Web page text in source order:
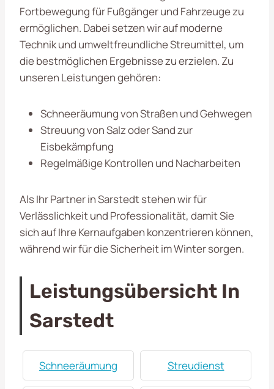
Fortbewegung für Fußgänger und Fahrzeuge zu
ermöglichen. Dabei setzen wir auf moderne
Technik und umweltfreundliche Streumittel, um
die bestmöglichen Ergebnisse zu erzielen. Zu
unseren Leistungen gehören:
Schneeräumung von Straßen und Gehwegen
Streuung von Salz oder Sand zur
Eisbekämpfung
Regelmäßige Kontrollen und Nacharbeiten
Als Ihr Partner in Sarstedt stehen wir für
Verlässlichkeit und Professionalität, damit Sie
sich auf Ihre Kernaufgaben konzentrieren können,
während wir für die Sicherheit im Winter sorgen.
Leistungsübersicht In
Sarstedt
Schneeräumung Streudienst